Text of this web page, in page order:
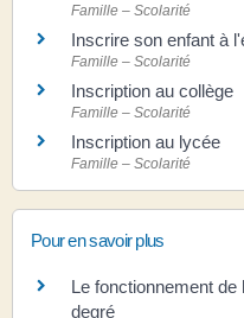
Famille – Scolarité
Inscrire son enfant à
Famille – Scolarité
Inscription au collège
Famille – Scolarité
Inscription au lycée
Famille – Scolarité
Pour en savoir plus
Le fonctionnement
degré